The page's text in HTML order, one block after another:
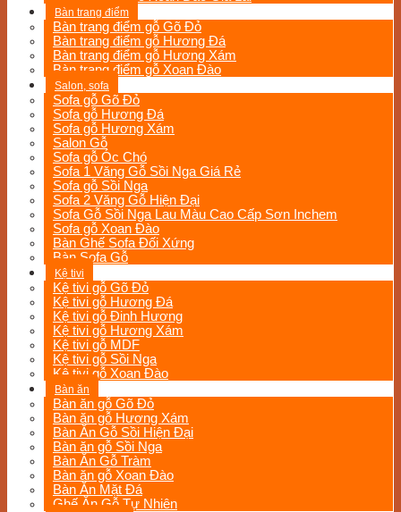
Bàn trang điểm
Bàn trang điểm gỗ Gõ Đỏ
Bàn trang điểm gỗ Hương Đá
Bàn trang điểm gỗ Hương Xám
Bàn trang điểm gỗ Xoan Đào
Salon, sofa
Sofa gỗ Gõ Đỏ
Sofa gỗ Hương Đá
Sofa gỗ Hương Xám
Salon Gỗ
Sofa gỗ Óc Chó
Sofa 1 Văng Gỗ Sồi Nga Giá Rẻ
Sofa gỗ Sồi Nga
Sofa 2 Văng Gỗ Hiện Đại
Sofa Gỗ Sồi Nga Lau Màu Cao Cấp Sơn Inchem
Sofa gỗ Xoan Đào
Bàn Ghế Sofa Đối Xứng
Bàn Sofa Gỗ
Kệ tivi
Kệ tivi gỗ Gõ Đỏ
Kệ tivi gỗ Hương Đá
Kệ tivi gỗ Đinh Hương
Kệ tivi gỗ Hương Xám
Kệ tivi gỗ MDF
Kệ tivi gỗ Sồi Nga
Kệ tivi gỗ Xoan Đào
Bàn ăn
Bàn ăn gỗ Gõ Đỏ
Bàn ăn gỗ Hương Xám
Bàn Ăn Gỗ Sồi Hiện Đại
Bàn ăn gỗ Sồi Nga
Bàn Ăn Gỗ Tràm
Bàn ăn gỗ Xoan Đào
Bàn Ăn Mặt Đá
Ghế Ăn Gỗ Tự Nhiên